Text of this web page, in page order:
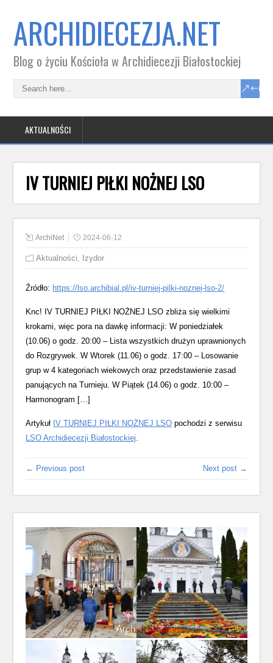
ARCHIDIECEZJA.NET
Blog o życiu Kościoła w Archidiecezji Białostockiej
AKTUALNOŚCI
IV TURNIEJ PIŁKI NOŻNEJ LSO
ArchiNet 2024-06-12
Aktualności, Izydor
Źródło: https://lso.archibial.pl/iv-turniej-pilki-noznej-lso-2/
Knc! IV TURNIEJ PIŁKI NOŻNEJ LSO zbliża się wielkimi
krokami, więc pora na dawkę informacji: W poniedziałek
(10.06) o godz. 20:00 – Lista wszystkich drużyn uprawnionych
do Rozgrywek. W Wtorek (11.06) o godz. 17:00 – Losowanie
grup w 4 kategoriach wiekowych oraz przedstawienie zasad
panujących na Turnieju. W Piątek (14.06) o godz. 10:00 –
Harmonogram […]
Artykuł IV TURNIEJ PIŁKI NOŻNEJ LSO pochodzi z serwisu
LSO Archidiecezji Białostockiej.
← Previous post Next post →